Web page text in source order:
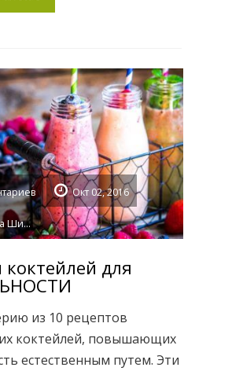
Окт 02, 2016
Валентина Шидловская
для
из 10 рецептов
коктейлей, повышающих
естественным путем. Эти